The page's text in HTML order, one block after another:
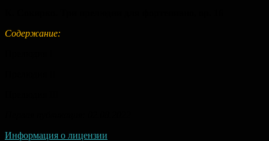
Содержание:
Информация о лицензии